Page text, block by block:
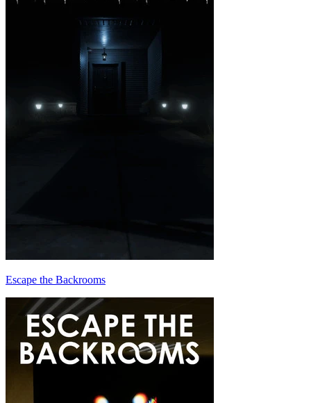
Escape the Backrooms